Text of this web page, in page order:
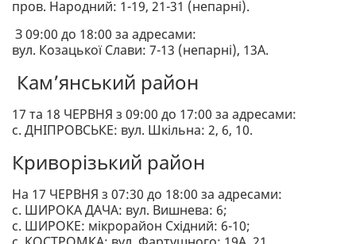
пров. Народний: 1-19, 21-31 (непарні).
З 09:00 до 18:00 за адресами:
вул. Козацької Слави: 7-13 (непарні), 13А.
Кам’янський район
17 та 18 ЧЕРВНЯ з 09:00 до 17:00 за адресами:
с. ДНІПРОВСЬКЕ: вул. Шкільна: 2, 6, 10.
Криворізький район
На 17 ЧЕРВНЯ з 07:30 до 18:00 за адресами:
с. ШИРОКА ДАЧА: вул. Вишнева: 6;
с. ШИРОКЕ: мікрорайон Східний: 6-10;